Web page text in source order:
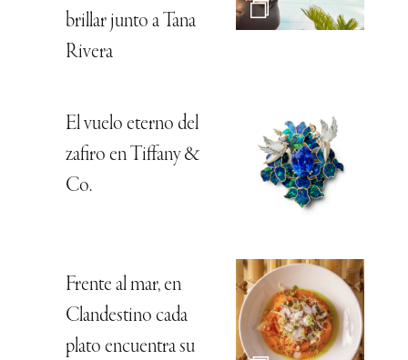
brillar junto a Tana
Rivera
El vuelo eterno del
zafiro en Tiffany &
Co.
Frente al mar, en
Clandestino cada
plato encuentra su